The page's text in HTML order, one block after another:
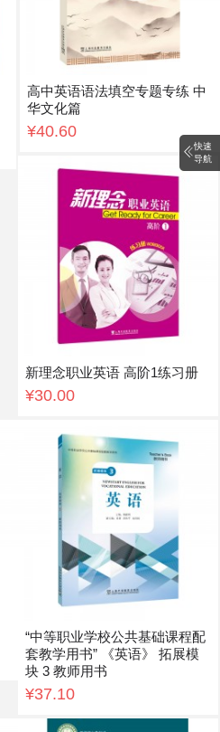
高中英语语法填空专题专练 中
华文化篇
¥40.60
新理念职业英语 高阶1练习册
¥30.00
“中等职业学校公共基础课程配
套教学用书” 《英语》 拓展模
块 3 教师用书
¥37.10
快速
导航